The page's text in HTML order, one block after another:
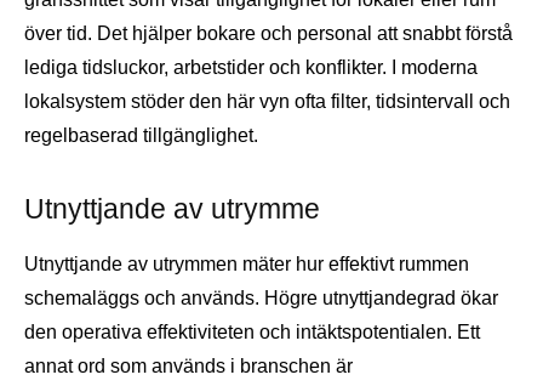
över tid. Det hjälper bokare och personal att snabbt förstå
lediga tidsluckor, arbetstider och konflikter. I moderna
lokalsystem stöder den här vyn ofta filter, tidsintervall och
regelbaserad tillgänglighet.
Utnyttjande av utrymme
Utnyttjande av utrymmen mäter hur effektivt rummen
schemaläggs och används. Högre utnyttjandegrad ökar
den operativa effektiviteten och intäktspotentialen. Ett
annat ord som används i branschen är